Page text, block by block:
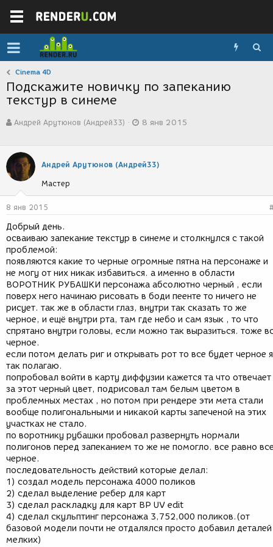
Cinema 4D
Подскажите новичку по запеканию
текстур в синеме
в
р
т
е
Андрей Арутюнов (Андрей33)
а
о
я
8 янв 2015
Андрей Арутюнов (Андрей33)
Мастер
8 янв 2015
Добрый день.
осваиваю запекание текстур в синеме и столкнулся с такой
проблемой:
появляются какие то черные огромные пятна на персонаже и
не могу от них никак избавиться. а именно в области
ВОРОТНИК РУБАШКИ персонажа абсолютно черный , если
поверх него начинаю рисовать в боди пеенте то ничего не
рисует. так же в области глаз, внутри так сказать то же
черное, и ещё внутри рта, там где небо и сам язык , то что
спрятано внутри головы, если можно так выразиться. тоже
черное.
если потом делать риг и открывать рот то все будет черное я
так полагаю.
попробовал войти в карту диффузии кажется та что отвечает
за этот черный цвет, подрисовал там белым цветом в
проблемных местах , но потом при рендере эти мета стали
вообще полигональными и никакой карты запеченой на этих
участках не стало.
по воротнику рубашки пробовал развернуть нормали
полигонов перед запеканием то же не помогло. все равно
черное.
последовательность действий которые делал:
1) создал модель персонажа 4000 поликов
2) сделал выделение ребер для карт
3) сделал раскладку для карт BP UV edit
4) сделал скульптинг персонажа 3,752,000 поликов.(от
базовой модели почти не отдалялся просто добавил деталей
мелких)